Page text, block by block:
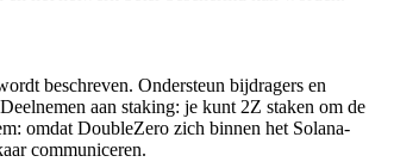
beschreven. Ondersteun bijdragers en
aan staking: je kunt 2Z staken om de
omdat DoubleZero zich binnen het Solana-
communiceren.